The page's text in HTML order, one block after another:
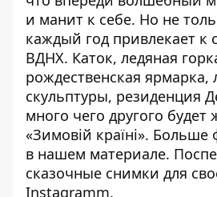
и манит к себе. Но не
каждый год привлекает к
ВДНХ. Каток, ледяная
рождественская ярмарка,
скульптуры, резиденция
много чего другого будет
«Зимовій країні».
в нашем материале.
сказочные снимки для
Instagramm.